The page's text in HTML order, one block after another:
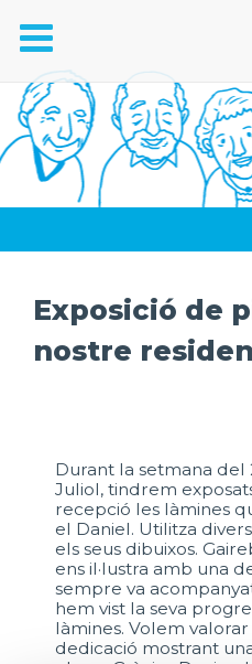
Toggle
navigation
Exposició de
nostre
Durant la setmana del
Juliol, tindrem
recepció les làmines
el Daniel. Utilitza
els seus dibuixos.
ens il·lustra amb una
sempre va
hem vist la seva
làmines. Volem
dedicació mostrant